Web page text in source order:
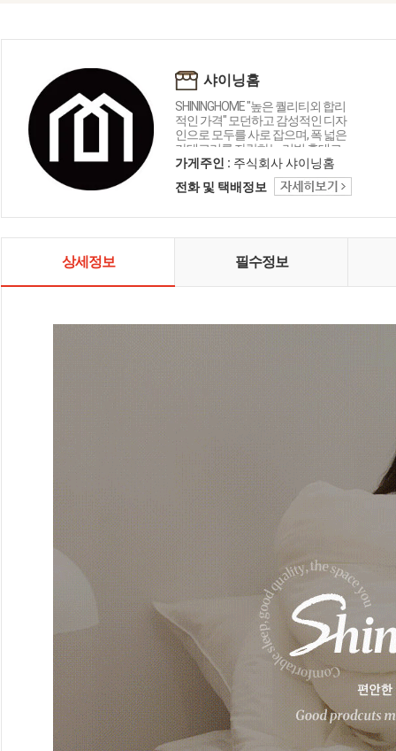
샤이닝홈
SHININGHOME "높은 퀄리티외 합리
적인 가격" 모던하고 감성적인 디자
인으로 모두를 사로 잡으며, 폭 넓은
카테고리를 자랑하는 리빙 홈데코
인테리어 샤이닝홈입니다.
가게주인 : 주식회사 샤이닝홈
전화 및 택배정보
상세정보 필수정보